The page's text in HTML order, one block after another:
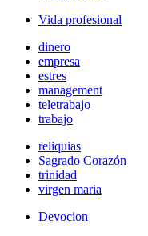
Vida profesional
dinero
empresa
estres
management
teletrabajo
trabajo
reliquias
Sagrado Corazón
trinidad
virgen maria
Devocion